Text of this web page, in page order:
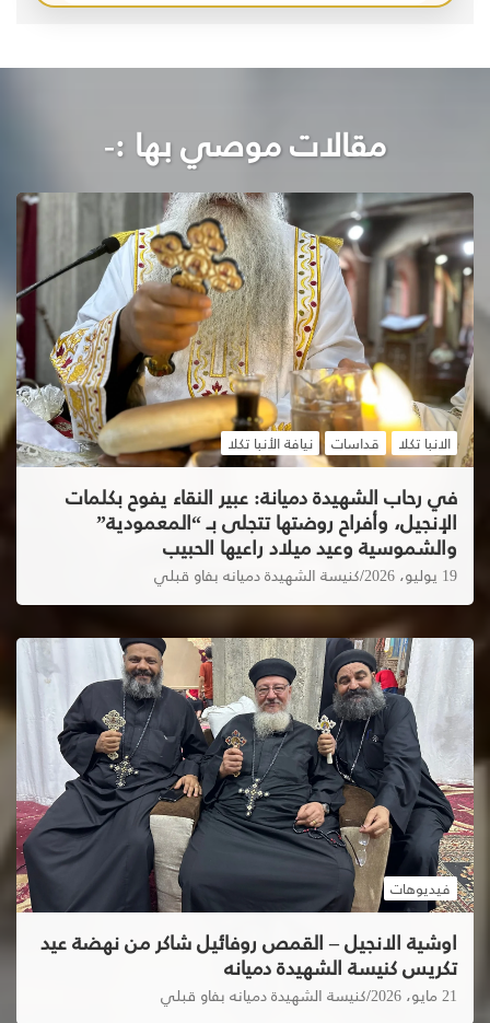
مقالات موصي بها :-
الانبا تكلا قداسات نيافة الأنبا تكلا
في رحاب الشهيدة دميانة: عبير النقاء يفوح بكلمات
الإنجيل، وأفراح روضتها تتجلى بـ “المعمودية”
والشموسية وعيد ميلاد راعيها الحبيب
19 يوليو، 2026 كنيسة الشهيدة دميانه بفاو قبلي
فيديوهات
اوشية الانجيل – القمص روفائيل شاكر من نهضة عيد
تكريس كنيسة الشهيدة دميانه
21 مايو، 2026 كنيسة الشهيدة دميانه بفاو قبلي